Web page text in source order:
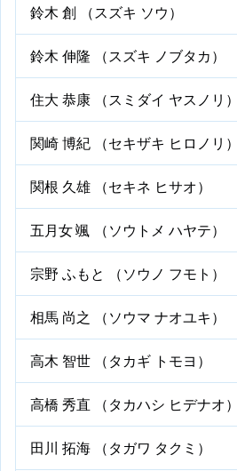
鈴木 創 （スズキ ソウ）
鈴木 伸隆 （スズキ ノブタカ）
住大 恭康 （スミダイ ヤスノリ）
関崎 博紀 （セキザキ ヒロノリ）
関根 久雄 （セキネ ヒサオ）
五月女 颯 （ソウトメ ハヤテ）
宗野 ふもと （ソウノ フモト）
相馬 尚之 （ソウマ ナオユキ）
高木 智世 （タカギ トモヨ）
高橋 秀直 （タカハシ ヒデナオ）
田川 拓海 （タガワ タクミ）